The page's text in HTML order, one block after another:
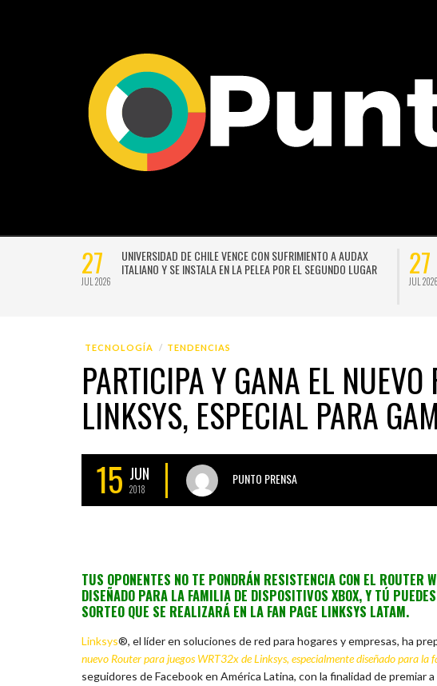
27
JUL 2026
UNIVERSIDAD DE CHILE VENCE CON SUFRIMIENTO A AUDAX
ITALIANO Y SE INSTALA EN LA PELEA POR EL SEGUNDO LUGAR
27
JUL 2026
TECNOLOGÍA TENDENCIAS
PARTICIPA Y GANA EL
LINKSYS, ESPECIAL PARA
15 JUN
2018
PUNTO PRENSA
TUS OPONENTES NO TE PONDRÁN RESISTENCIA CON EL ROUTER
DISEÑADO PARA LA FAMILIA DE DISPOSITIVOS XBOX, Y TÚ
SORTEO QUE SE REALIZARÁ EN LA FAN PAGE LINKSYS LATAM.
Linksys®, el líder en soluciones de red para hogares y empresas, ha
nuevo Router para juegos WRT32x de Linksys, especialmente diseñado para la
seguidores de Facebook en América Latina, con la finalidad de premiar